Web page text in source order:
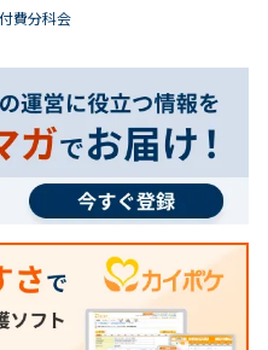
費分科会